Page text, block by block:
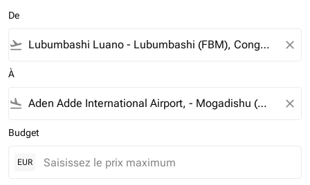
De
flight_takeoff close
À
flight_land close
Budget
EUR